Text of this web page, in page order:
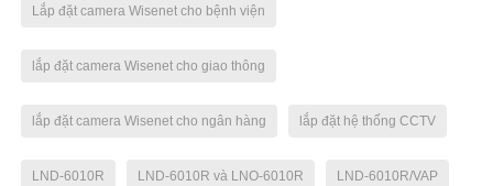
Lắp đặt camera Wisenet cho bệnh viện
lắp đặt camera Wisenet cho giao thông
lắp đặt camera Wisenet cho ngân hàng lắp đặt hệ thống CCTV
LND-6010R LND-6010R và LNO-6010R LND-6010R/VAP